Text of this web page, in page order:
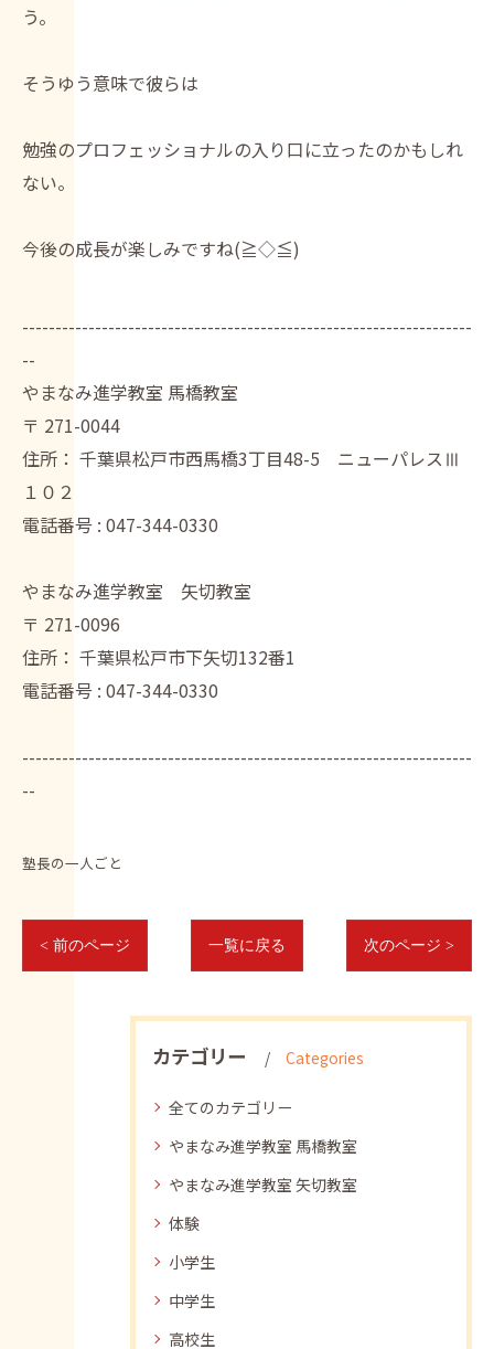
う。
そうゆう意味で彼らは
勉強のプロフェッショナルの入り口に立ったのかもしれ
ない。
今後の成長が楽しみですね(≧◇≦)
--------------------------------------------------------------------
--
やまなみ進学教室 馬橋教室
〒 271-0044
住所： 千葉県松戸市西馬橋3丁目48-5 ニューパレスⅢ
１０２
電話番号 : 047-344-0330
やまなみ進学教室 矢切教室
〒 271-0096
住所： 千葉県松戸市下矢切132番1
電話番号 : 047-344-0330
--------------------------------------------------------------------
--
塾長の一人ごと
< 前のページ 一覧に戻る 次のページ >
カテゴリー Categories
全てのカテゴリー
やまなみ進学教室 馬橋教室
やまなみ進学教室 矢切教室
体験
小学生
中学生
高校生